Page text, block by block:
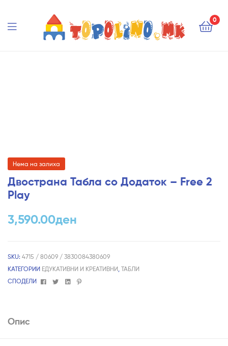
0
Нема на залиха
Двострана Табла со Додаток – Free 2
Play
3,590.00ден
SKU: 4715 / 80609 / 3830084380609
КАТЕГОРИИ ЕДУКАТИВНИ И КРЕАТИВНИ ТАБЛИ
СПОДЕЛИ
FacebookTwitterLinkedin
Pinterest
Опис